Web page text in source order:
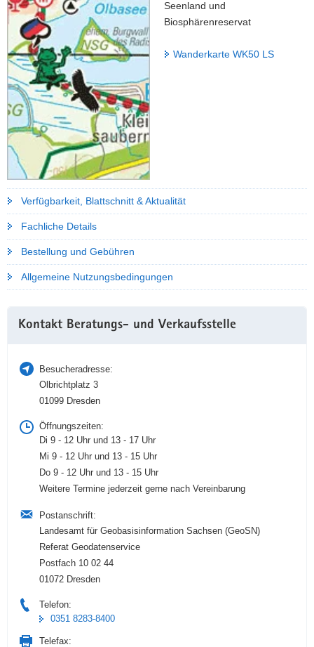
Seenland und
Biosphärenreservat
Wanderkarte WK50 LS
Verfügbarkeit, Blattschnitt & Aktualität
Fachliche Details
Bestellung und Gebühren
Allgemeine Nutzungsbedingungen
Information
Kontakt Beratungs- und Verkaufsstelle
Besucheradresse:
Olbrichtplatz 3
01099 Dresden
Öffnungszeiten:
Di 9 - 12 Uhr und 13 - 17 Uhr
Mi 9 - 12 Uhr und 13 - 15 Uhr
Do 9 - 12 Uhr und 13 - 15 Uhr
Weitere Termine jederzeit gerne nach Vereinbarung
Postanschrift:
Landesamt für Geobasisinformation Sachsen (GeoSN)
Referat Geodatenservice
Postfach 10 02 44
01072 Dresden
Telefon:
0351 8283-8400
Telefax: